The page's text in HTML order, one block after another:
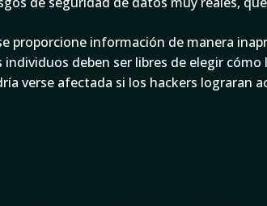
proporcione información de manera
deben ser libres de elegir
verse afectada si los hackers lograran